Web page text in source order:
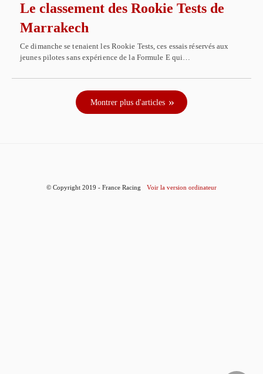
Le classement des Rookie Tests de
Marrakech
Ce dimanche se tenaient les Rookie Tests, ces essais réservés aux
jeunes pilotes sans expérience de la Formule E qui…
Montrer plus d'articles
© Copyright 2019 - France Racing Voir la version ordinateur